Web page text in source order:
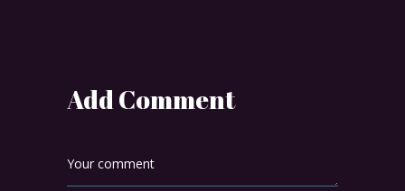
Add Comment